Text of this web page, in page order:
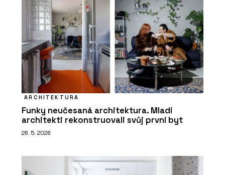
ARCHITEKTURA
Funky neučesaná architektura. Mladí
architekti rekonstruovali svůj první byt
26. 5. 2026